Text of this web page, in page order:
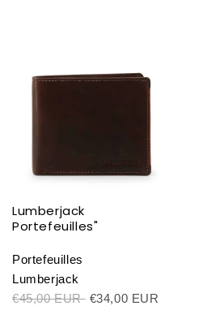
Lumberjack
Portefeuilles"
Portefeuilles
Lumberjack
€45,00 EUR €34,00 EUR